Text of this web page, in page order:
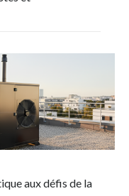
aux défis de la